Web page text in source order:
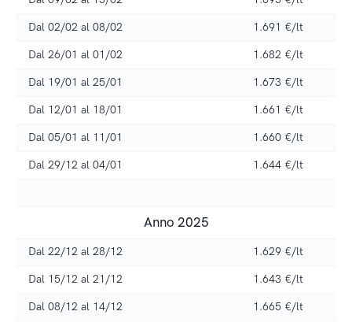
Dal 02/02 al 08/02 1.691 €/lt
Dal 26/01 al 01/02 1.682 €/lt
Dal 19/01 al 25/01 1.673 €/lt
Dal 12/01 al 18/01 1.661 €/lt
Dal 05/01 al 11/01 1.660 €/lt
Dal 29/12 al 04/01 1.644 €/lt
Anno 2025
Dal 22/12 al 28/12 1.629 €/lt
Dal 15/12 al 21/12 1.643 €/lt
Dal 08/12 al 14/12 1.665 €/lt